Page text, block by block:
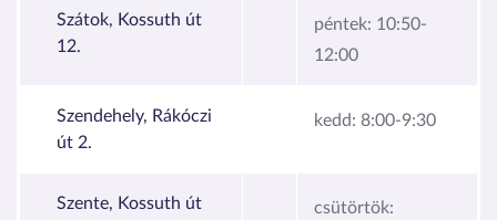
Szátok, Kossuth út
12.
péntek: 10:50-
12:00
Szendehely, Rákóczi
út 2.
kedd: 8:00-9:30
Szente, Kossuth út
csütörtök: